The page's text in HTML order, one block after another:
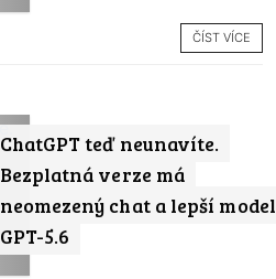
ČÍST VÍCE
ChatGPT teď neunavíte.
Bezplatná verze má
neomezený chat a lepší model
GPT-5.6